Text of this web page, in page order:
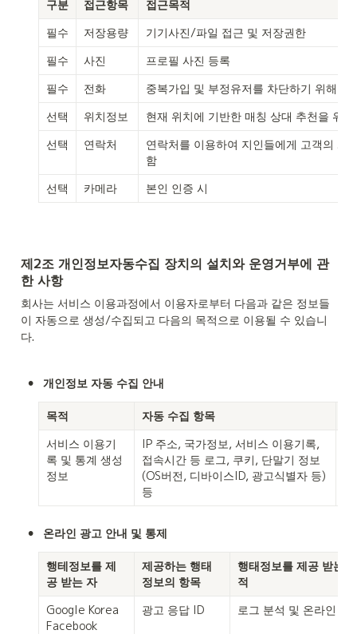
구분 접근항목
접근목적
필수
저장용량
기기사진/파일 접근 및 저장권한
필수
사진
프로필 사진 등록
필수
전화
중복가입 및 부정유저를 차단하기 위해 수
선택
위치정보
현재 위치에 기반한 매칭 상대 추천을 위
선택
연락처
연락처를 이용하여 지인들에게 고객의 개
함
선택
카메라 본인 인증 시
제2조 개인정보자동수집 장치의 설치와 운영거부에 관
한 사항
회사는 서비스 이용과정에서 이용자로부터 다음과 같은 정보들
이 자동으로 생성/수집되고 다음의 목적으로 이용될 수 있습니
다.
• 개인정보 자동 수집 안내
목적 자동 수집 항목
서비스 이용기
록 및 통계 생성
정보
IP 주소, 국가정보, 서비스 이용기록,
접속시간 등 로그, 쿠키, 단말기 정보
(OS버전, 디바이스ID, 광고식별자 등)
등
• 온라인 광고 안내 및 통제
행테정보를 제
공 받는 자
제공하는 행태
정보의 항목
행태정보를 제공 받는
적
Google Korea
Facebook
광고 응답 ID 로그 분석 및 온라인 광